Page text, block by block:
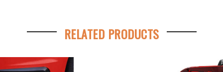
RELATED PRODUCTS